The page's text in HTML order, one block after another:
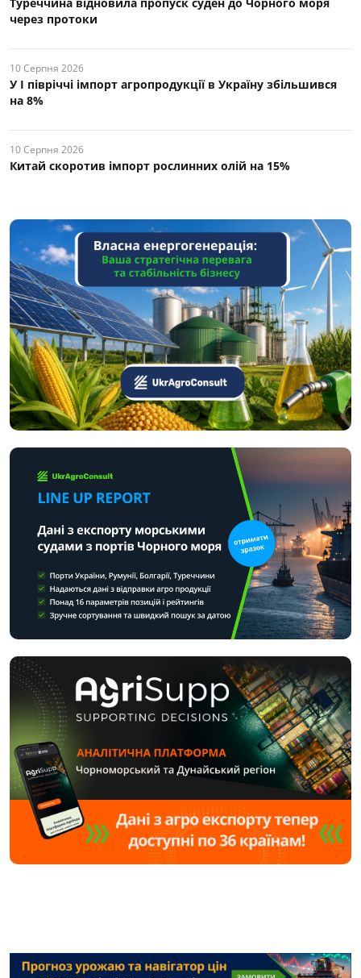
Туреччина відновила пропуск суден до Чорного моря
через протоки
10 Серпня 2026
У І півріччі імпорт агропродукції в Україну збільшився
на 8%
10 Серпня 2026
Китай скоротив імпорт рослинних олій на 15%